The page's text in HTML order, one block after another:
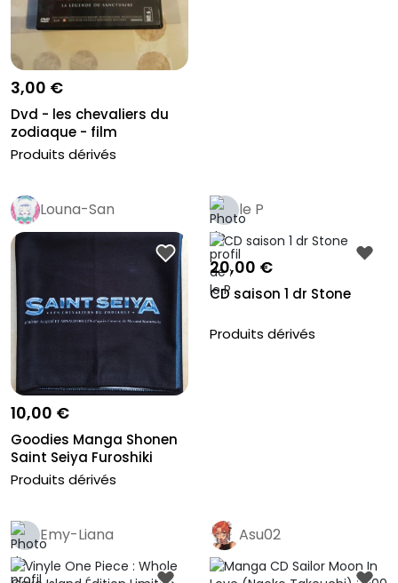
3,00 €
Dvd - les chevaliers du
zodiaque - film
animation
Produits dérivés
Louna-San
10,00 €
Goodies Manga Shonen
Saint Seiya Furoshiki
Collect...
Produits dérivés
le P
20,00 €
CD saison 1 dr Stone
Produits dérivés
Emy-Liana Asu02